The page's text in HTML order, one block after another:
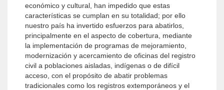
económico y cultural, han impedido que estas
características se cumplan en su totalidad; por ello
nuestro país ha invertido esfuerzos para abatirlos,
principalmente en el aspecto de cobertura, mediante
la implementación de programas de mejoramiento,
modernización y acercamiento de oficinas del registro
civil a poblaciones aisladas, indígenas o de difícil
acceso, con el propósito de abatir problemas
tradicionales como los registros extemporáneos y el